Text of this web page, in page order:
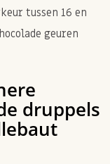
tussen 16 en
geuren
druppels